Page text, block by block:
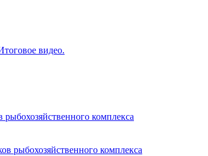
видео.
комплекса
рыбохозяйственного комплекса